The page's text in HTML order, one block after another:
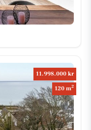
11.998.000 kr
120 m2